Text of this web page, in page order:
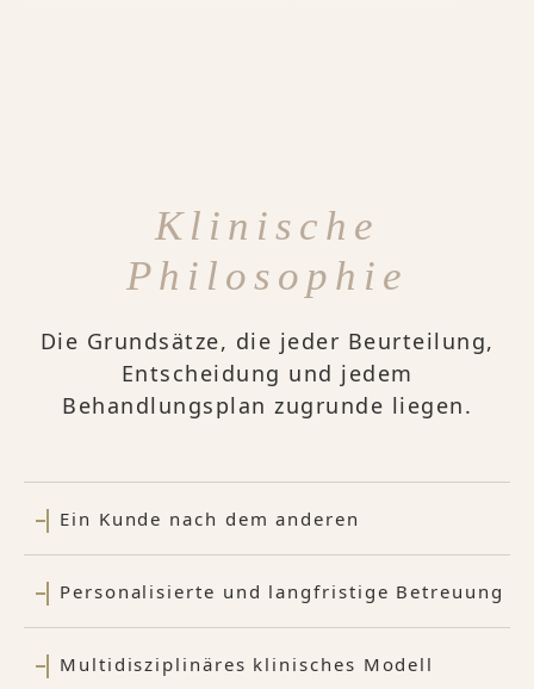
Klinische
Philosophie
Die Grundsätze, die jeder Beurteilung,
Entscheidung und jedem
Behandlungsplan zugrunde liegen.
Ein Kunde nach dem anderen
Personalisierte und langfristige Betreuung
Multidisziplinäres klinisches Modell